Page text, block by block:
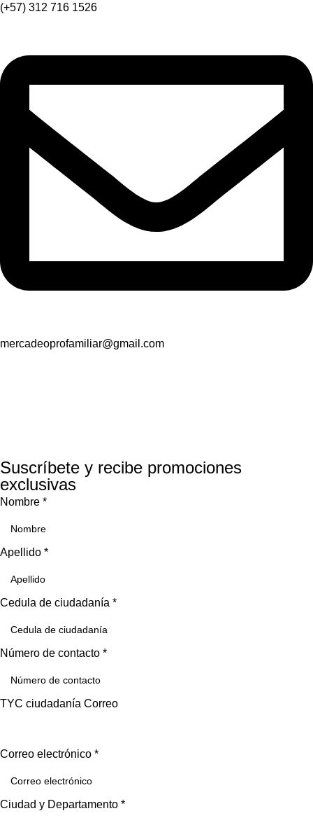
(+57) 312 716 1526
mercadeoprofamiliar@gmail.com
Suscríbete y recibe promociones
exclusivas
Nombre *
Apellido *
Cedula de ciudadanía *
Número de contacto *
TYC ciudadanía Correo
Correo electrónico *
Ciudad y Departamento *